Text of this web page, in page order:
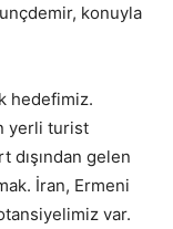
konuyla
hedefimiz.
yerli turist
dışından gelen
İran, Ermeni
var.